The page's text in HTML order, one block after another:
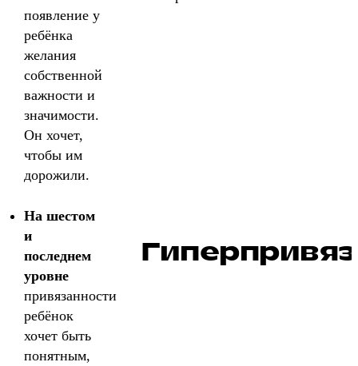
появление у
ребёнка
желания
собственной
важности и
значимости.
Он хочет,
чтобы им
дорожили.
На шестом
и
последнем
уровне
привязанности
ребёнок
хочет быть
понятным,